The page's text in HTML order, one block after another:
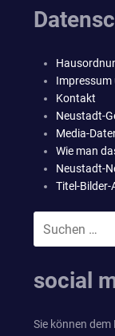
Kontakt
Neustadt-
Media-
Wie man
Neustadt-
Titel-Bilder-
nach:
social
Sie können